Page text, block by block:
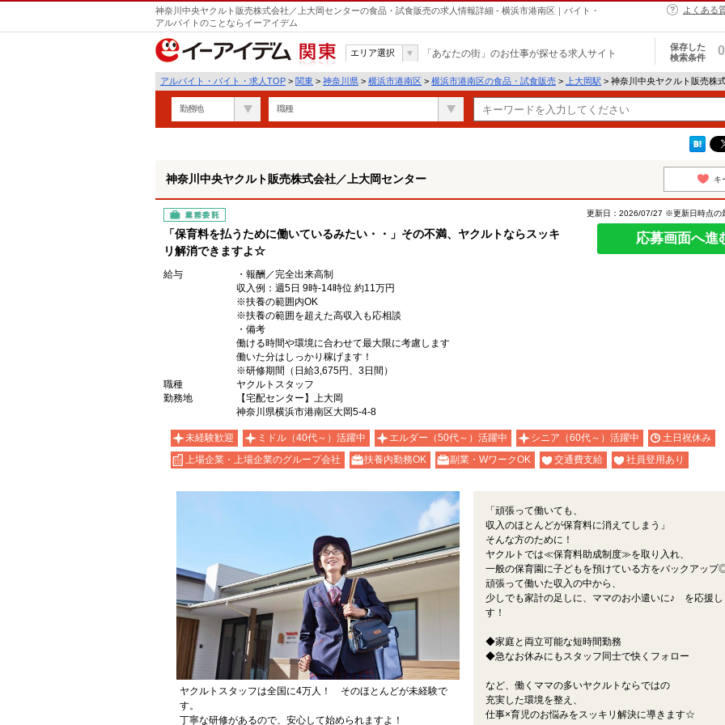
神奈川中央ヤクルト販売株式会社／上大岡センターの食品・試食販売の求人情報詳細 - 横浜市港南区｜バイト・
アルバイトのことならイーアイデム
よくある
関東
エリア選択 「あなたの街」のお仕事が探せる求人サイト
保存した
検索条件
0
アルバイト・バイト・求人TOP > 関東 > 神奈川県 > 横浜市港南区 > 横浜市港南区の食品・試食販売 > 上大岡駅 > 神奈川中央ヤクルト販売株
勤務地 職種
神奈川中央ヤクルト販売株式会社／上大岡センター キ
業務委託
「保育料を払うために働いているみたい・・」その不満、ヤクルトならスッキ
リ解消できますよ☆
更新日：2026/07/27 ※更新日時点の
応募画面へ進
給与
・報酬／完全出来高制
収入例：週5日 9時-14時位 約11万円
※扶養の範囲内OK
※扶養の範囲を超えた高収入も応相談
・備考
働ける時間や環境に合わせて最大限に考慮します
働いた分はしっかり稼げます！
※研修期間（日給3,675円、3日間）
職種
ヤクルトスタッフ
勤務地
【宅配センター】上大岡
神奈川県横浜市港南区大岡5-4-8
未経験歓迎 ミドル（40代～）活躍中 エルダー（50代～）活躍中 シニア（60代～）活躍中
土日祝休み
上場企業・上場企業のグループ会社
扶養内勤務OK 副業・WワークOK 交通費支給 社員登用あり
ヤクルトスタッフは全国に4万人！ そのほとんどが未経験で
す。
丁寧な研修があるので、安心して始められますよ！
「頑張って働いても、
収入のほとんどが保育料に消えてしまう」
そんな方のために！
ヤクルトでは≪保育料助成制度≫を取り入れ、
一般の保育園に子どもを預けている方をバックアップ
頑張って働いた収入の中から、
少しでも家計の足しに、ママのお小遣いに♪ を応援し
す！
◆家庭と両立可能な短時間勤務
◆急なお休みにもスタッフ同士で快くフォロー
など、働くママの多いヤクルトならではの
充実した環境を整え、
仕事×育児のお悩みをスッキリ解決に導きます☆